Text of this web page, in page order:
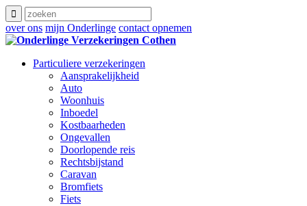
over ons mijn Onderlinge contact opnemen
Particuliere verzekeringen
Aansprakelijkheid
Auto
Woonhuis
Inboedel
Kostbaarheden
Ongevallen
Doorlopende reis
Rechtsbijstand
Caravan
Bromfiets
Fiets